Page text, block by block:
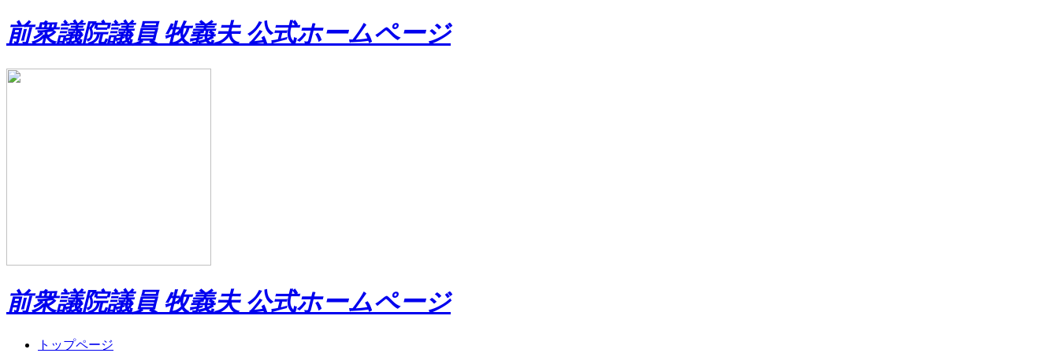
前衆議院議員 牧義夫 公式ホームページ
前衆議院議員 牧義夫 公式ホームページ
トップページ